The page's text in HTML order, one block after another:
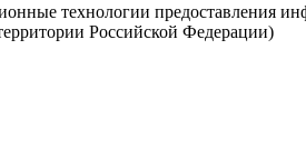
технологии предоставления
Российской Федерации)